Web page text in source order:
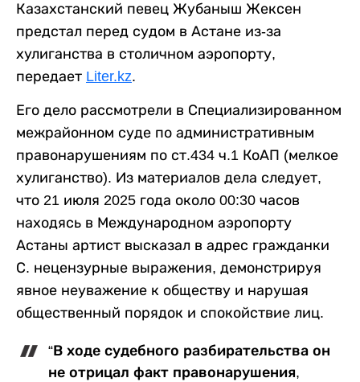
Казахстанский певец Жубаныш Жексен
предстал перед судом в Астане из-за
хулиганства в столичном аэропорту,
передает Liter.kz.
Его дело рассмотрели в Специализированном
межрайонном суде по административным
правонарушениям по ст.434 ч.1 КоАП (мелкое
хулиганство). Из материалов дела следует,
что 21 июля 2025 года около 00:30 часов
находясь в Международном аэропорту
Астаны артист высказал в адрес гражданки
С. нецензурные выражения, демонстрируя
явное неуважение к обществу и нарушая
общественный порядок и спокойствие лиц.
“В ходе судебного разбирательства он
не отрицал факт правонарушения,